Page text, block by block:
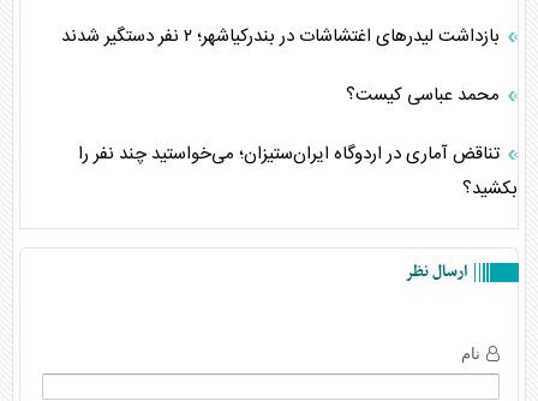
بازداشت لیدر‌های اغتشاشات در بندرکیاشهر؛ ۲ نفر دستگیر شدند
محمد عباسی کیست؟
تناقض آماری در اردوگاه ایران‌ستیزان؛ می‌خواستید چند نفر را
بکشید؟
ارسال نظر
نام